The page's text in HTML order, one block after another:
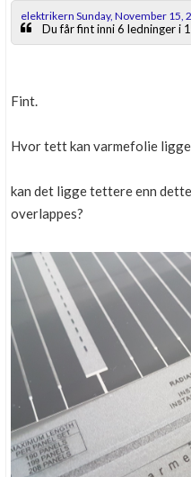
elektrikern Sunday, November 15,
Du får fint inni 6 ledninger i
Fint.
Hvor tett kan varmefolie
kan det ligge tettere enn
overlappes?